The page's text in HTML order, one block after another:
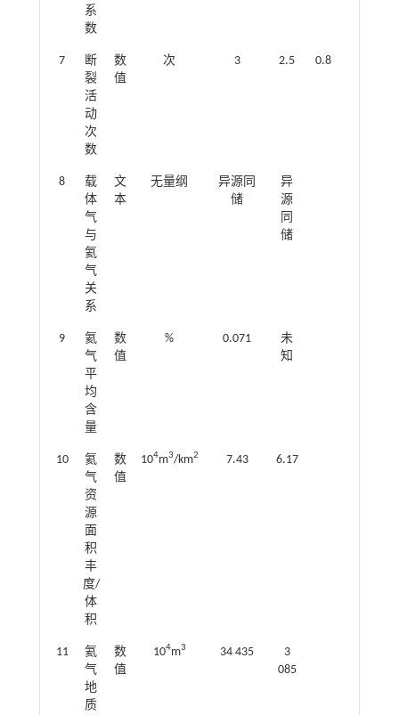
系
数
7
断
裂
活
动
次
数
数
值
次 3 2.5 0.8
8
载
体
气
与
氦
气
关
系
文
本
无量纲
异源同
储
异
源
同
储
9
氦
气
平
均
含
量
数
值
% 0.071
未
知
10
氦
气
资
源
面
积
丰
度/
体
积
数
值
104m3/km2 7.43 6.17
11
氦
气
地
质
数
值
104m3 34 435
3
085